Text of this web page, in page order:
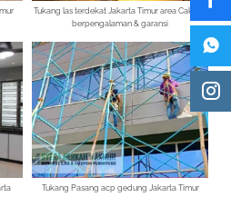
Tukang las terdekat Jakarta Timur area Cakung
berpengalaman & garansi
Tukang Pasang acp gedung Jakarta Timur